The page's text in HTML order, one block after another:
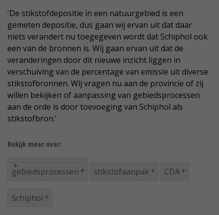
'De stikstofdepositie in een natuurgebied is een
gemeten depositie, dus gaan wij ervan uit dat daar
niets verandert nu toegegeven wordt dat Schiphol ook
een van de bronnen is. Wij gaan ervan uit dat de
veranderingen door dit nieuwe inzicht liggen in
verschuiving van de percentage van emissie uit diverse
stikstofbronnen. Wij vragen nu aan de provincie of zij
willen bekijken of aanpassing van gebiedsprocessen
aan de orde is door toevoeging van Schiphol als
stikstofbron.'
Bekijk meer over:
gebiedsprocessen stikstofaanpak CDA
Schiphol